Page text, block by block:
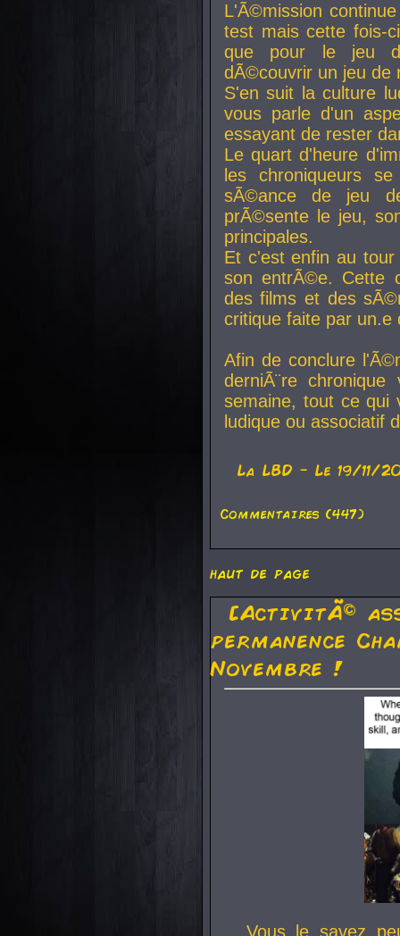
L'Ã©mission
test mais cette fois-
que pour le jeu
dÃ©couvrir un jeu de
S'en suit la culture
vous parle d'un
essayant de rester
Le quart d'heure
les chroniqueurs
sÃ©ance de jeu
prÃ©sente le jeu,
principales.
Et c'est enfin au
son entrÃ©e. Cette
des films et des
critique faite par
Afin de conclure
derniÃ¨re
semaine, tout ce qui
ludique ou associatif
La LBD - Le 19/11/
Commentaires (447)
haut de page
[ActivitÃ©
permanence
Novembre !
Vous le savez